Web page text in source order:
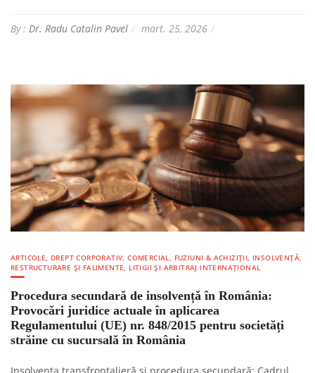
By : Dr. Radu Catalin Pavel mart. 25, 2026
ARTICOLE, DREPT CORPORATIV, COMERCIAL, FUZIUNI & ACHIZIȚII, INSOLVENȚĂ,
RESTRUCTURARE ȘI FALIMENTE, LITIGII ȘI ARBITRAJ INTERNAȚIONAL
Procedura secundară de insolvență în România:
Provocări juridice actuale în aplicarea
Regulamentului (UE) nr. 848/2015 pentru societăți
străine cu sucursală în România